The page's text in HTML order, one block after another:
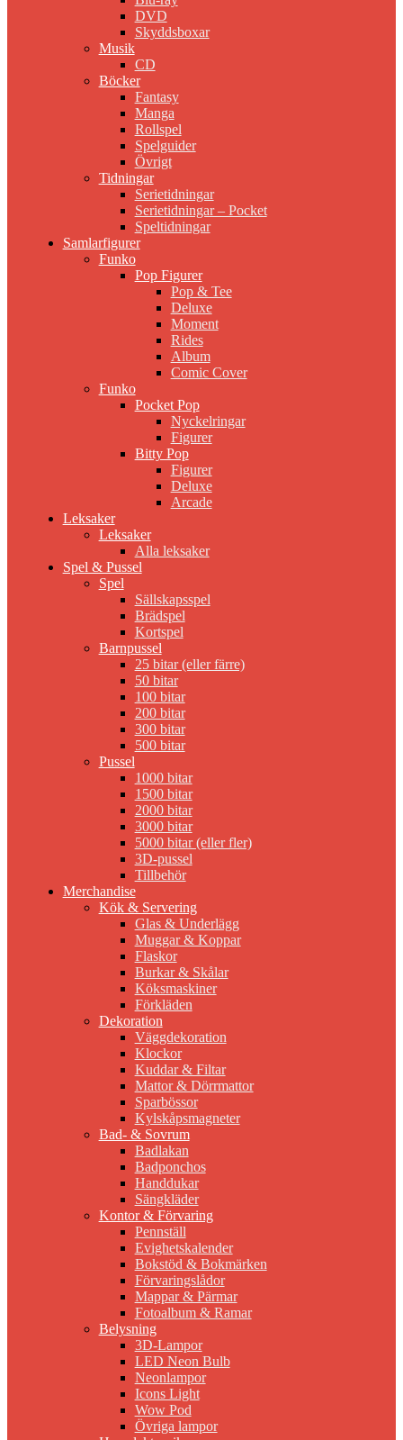
DVD
Skyddsboxar
Musik
CD
Böcker
Fantasy
Manga
Rollspel
Spelguider
Övrigt
Tidningar
Serietidningar
Serietidningar – Pocket
Speltidningar
Samlarfigurer
Funko
Pop Figurer
Pop & Tee
Deluxe
Moment
Rides
Album
Comic Cover
Funko
Pocket Pop
Nyckelringar
Figurer
Bitty Pop
Figurer
Deluxe
Arcade
Leksaker
Leksaker
Alla leksaker
Spel & Pussel
Spel
Sällskapsspel
Brädspel
Kortspel
Barnpussel
25 bitar (eller färre)
50 bitar
100 bitar
200 bitar
300 bitar
500 bitar
Pussel
1000 bitar
1500 bitar
2000 bitar
3000 bitar
5000 bitar (eller fler)
3D-pussel
Tillbehör
Merchandise
Kök & Servering
Glas & Underlägg
Muggar & Koppar
Flaskor
Burkar & Skålar
Köksmaskiner
Förkläden
Dekoration
Väggdekoration
Klockor
Kuddar & Filtar
Mattor & Dörrmattor
Sparbössor
Kylskåpsmagneter
Bad- & Sovrum
Badlakan
Badponchos
Handdukar
Sängkläder
Kontor & Förvaring
Pennställ
Evighetskalender
Bokstöd & Bokmärken
Förvaringslådor
Mappar & Pärmar
Fotoalbum & Ramar
Belysning
3D-Lampor
LED Neon Bulb
Neonlampor
Icons Light
Wow Pod
Övriga lampor